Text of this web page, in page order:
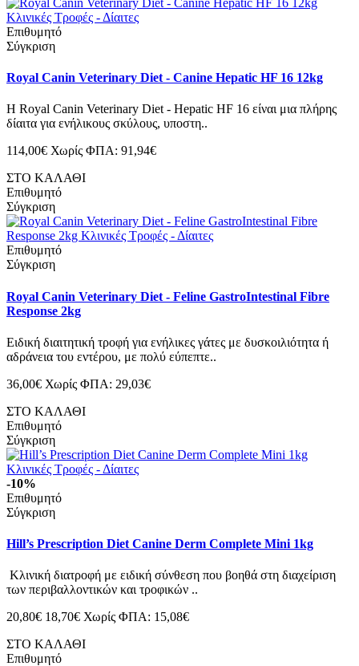
Επιθυμητό
Σύγκριση
Royal Canin Veterinary Diet - Canine Hepatic HF 16 12kg
Η Royal Canin Veterinary Diet - Hepatic HF 16 είναι μια πλήρης
δίαιτα για ενήλικους σκύλους, υποστη..
114,00€ Χωρίς ΦΠΑ: 91,94€
ΣΤΟ ΚΑΛΑΘΙ
Επιθυμητό
Σύγκριση
Επιθυμητό
Σύγκριση
Royal Canin Veterinary Diet - Feline GastroIntestinal Fibre
Response 2kg
Ειδική διαιτητική τροφή για ενήλικες γάτες με δυσκοιλιότητα ή
αδράνεια του εντέρου, με πολύ εύπεπτε..
36,00€ Χωρίς ΦΠΑ: 29,03€
ΣΤΟ ΚΑΛΑΘΙ
Επιθυμητό
Σύγκριση
-10%
Επιθυμητό
Σύγκριση
Hill’s Prescription Diet Canine Derm Complete Mini 1kg
Κλινική διατροφή με ειδική σύνθεση που βοηθά στη διαχείριση
των περιβαλλοντικών και τροφικών ..
20,80€ 18,70€ Χωρίς ΦΠΑ: 15,08€
ΣΤΟ ΚΑΛΑΘΙ
Επιθυμητό